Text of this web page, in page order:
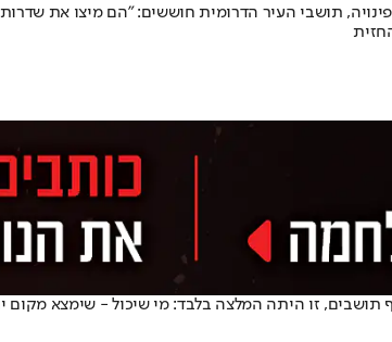
על פינויה, תושבי העיר הדרומית חוששים: "הם מיצו את
את שדרות דאגו לפנות באופן מסודר, באשקלון, עיר המאכלסת יותר מ־150 אלף תושבים,